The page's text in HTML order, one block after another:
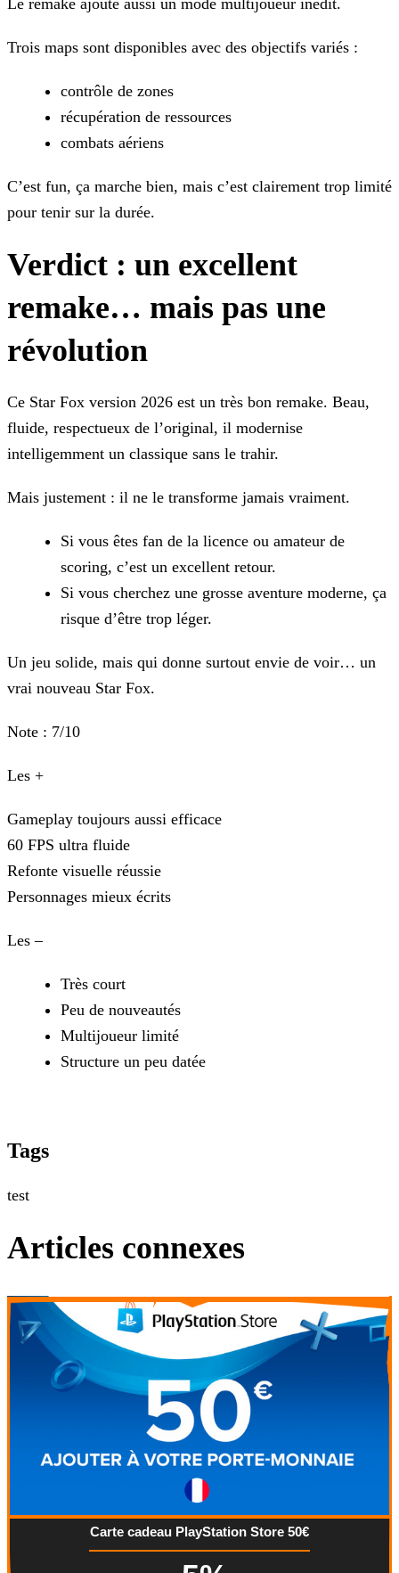
Le remake ajoute aussi un mode multijoueur inédit.
Trois maps sont disponibles avec des objectifs variés :
contrôle de zones
récupération de ressources
combats aériens
C’est fun, ça marche bien, mais c’est clairement trop limité
pour tenir sur la durée.
Verdict : un excellent
remake… mais pas une
révolution
Ce Star Fox version 2026 est un très bon remake. Beau,
fluide, respectueux de l’original, il modernise
intelligemment un classique sans le trahir.
Mais justement : il ne le transforme jamais vraiment.
Si vous êtes fan de la licence ou amateur de
scoring, c’est un excellent retour.
Si vous cherchez une grosse aventure moderne, ça
risque d’être trop léger.
Un jeu solide, mais qui donne surtout envie de voir… un
vrai nouveau Star Fox.
Note : 7/10
Les +
Gameplay toujours aussi efficace
60 FPS ultra fluide
Refonte visuelle réussie
Personnages mieux écrits
Les –
Très court
Peu de nouveautés
Multijoueur limité
Structure un peu datée
Tags
test
Articles connexes
Carte cadeau PlayStation Store 50€